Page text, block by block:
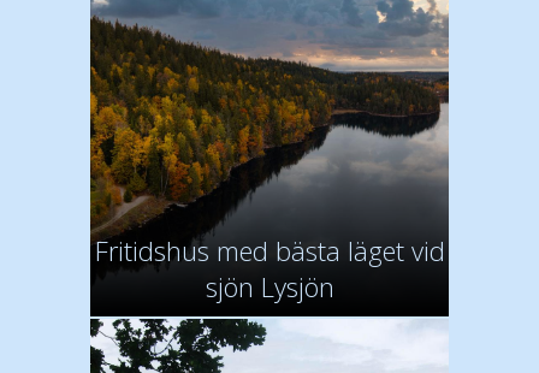
Fritidshus med bästa läget vid
sjön Lysjön